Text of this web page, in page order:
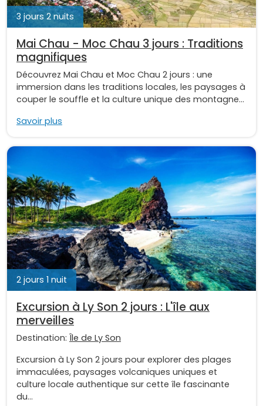
3 jours 2 nuits
Mai Chau - Moc Chau 3 jours : Traditions
magnifiques
Découvrez Mai Chau et Moc Chau 2 jours : une
immersion dans les traditions locales, les paysages à
couper le souffle et la culture unique des montagne...
Savoir plus
2 jours 1 nuit
Excursion à Ly Son 2 jours : L'île aux
merveilles
Destination: Île de Ly Son
Excursion à Ly Son 2 jours pour explorer des plages
immaculées, paysages volcaniques uniques et
culture locale authentique sur cette île fascinante
du...